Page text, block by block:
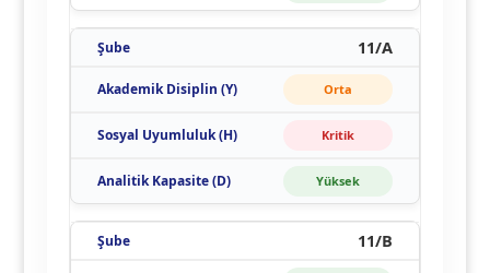
11/A
Orta
Kritik
Yüksek
11/B